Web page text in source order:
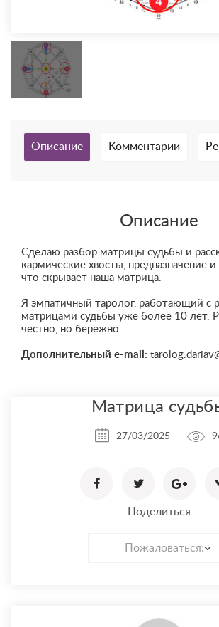
Описание Комментарии
Описание
Сделаю разбор матрицы судьбы и
кармические хвосты, предназначение
что скрывает наша матрица.
Я эмпатичный таролог, работающий с
матрицами судьбы уже более 10 лет.
честно, но бережно
Дополнительный e-mail:
Матрица
27/03/2025
Поделиться
Пожаловаться: